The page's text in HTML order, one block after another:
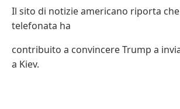
Il sito di notizie americano riporta
telefonata ha
contribuito a convincere Trump a
a Kiev.